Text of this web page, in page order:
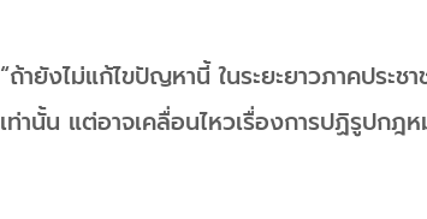
“ถ้ายังไม่แก้ไขปัญหานี้ ในระยะยาวภาคประช
เท่านั้น แต่อาจเคลื่อนไหวเรื่องการปฏิรูปกฎ